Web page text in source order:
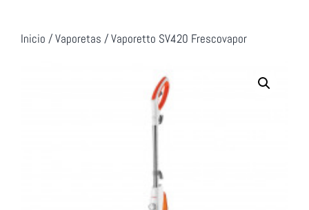
Inicio /Vaporetas / Vaporetto SV420 Frescovapor